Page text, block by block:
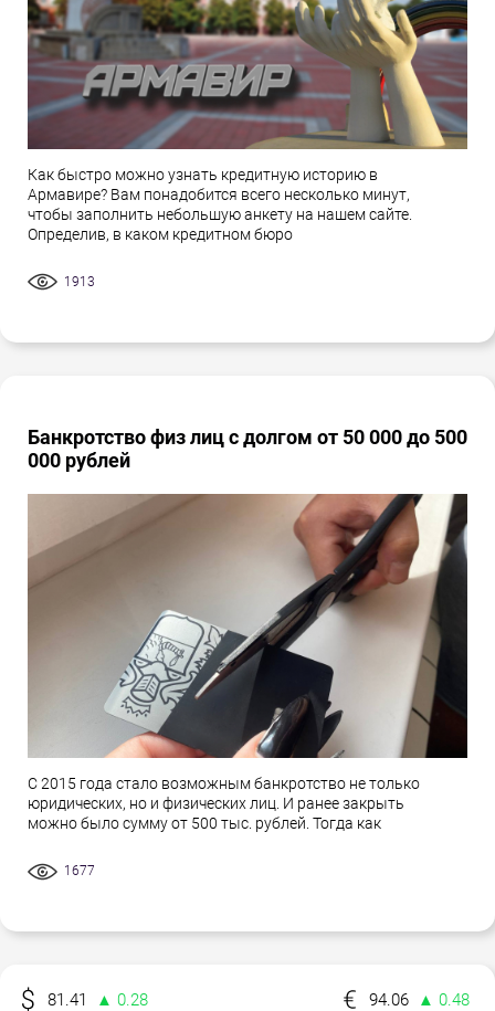
Как быстро можно узнать кредитную историю в
Армавире? Вам понадобится всего несколько минут,
чтобы заполнить небольшую анкету на нашем сайте.
Определив, в каком кредитном бюро
1913
Банкротство физ лиц с долгом от 50 000 до 500
000 рублей
С 2015 года стало возможным банкротство не только
юридических, но и физических лиц. И ранее закрыть
можно было сумму от 500 тыс. рублей. Тогда как
1677
81.41 ▲ 0.28 94.06
▲ 0.48